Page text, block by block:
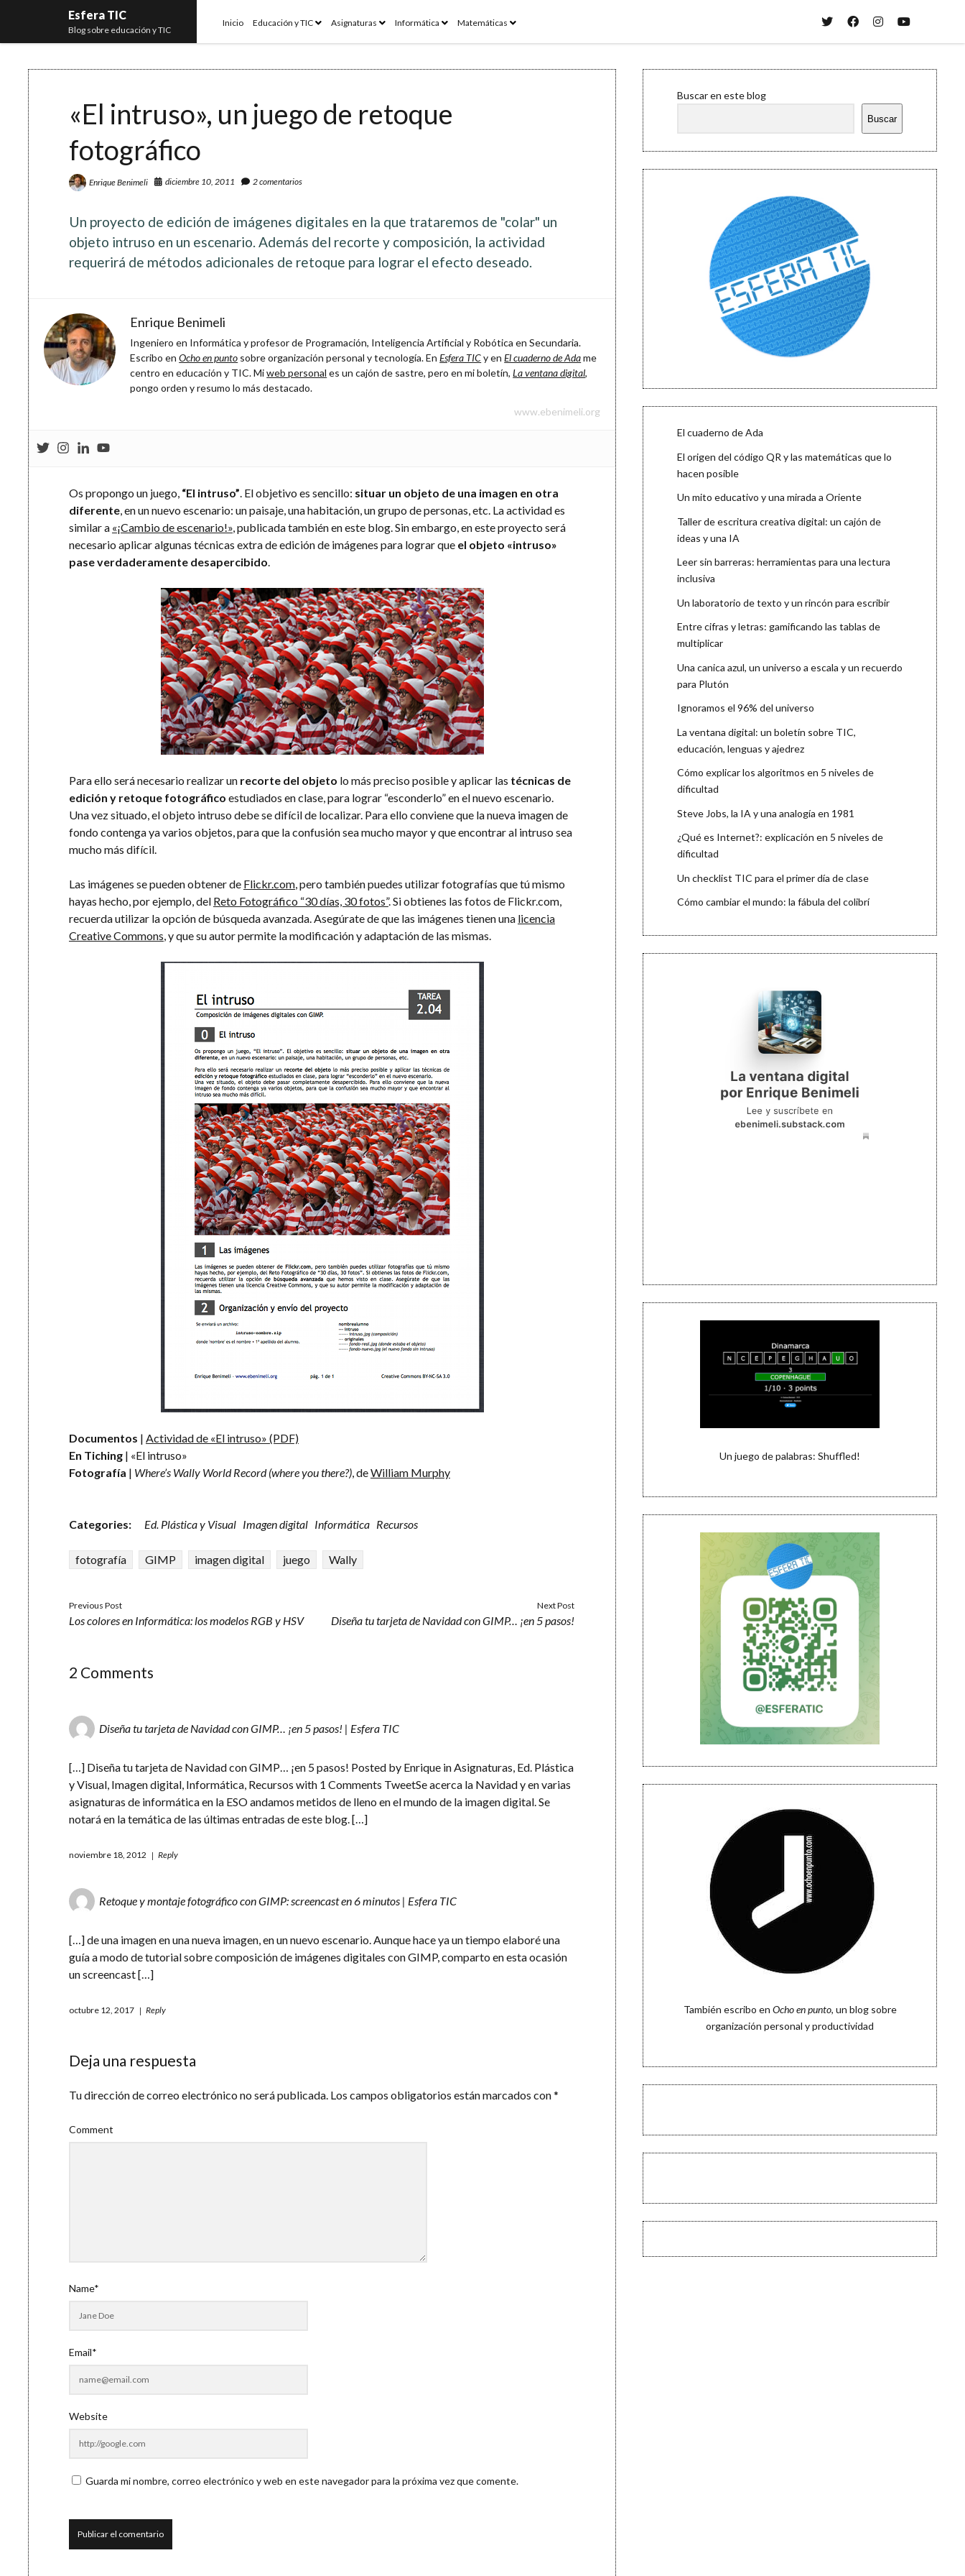
Esfera TIC
Blog sobre educación y TIC
Inicio Educación y TIC openAsignaturas openInformática openMatemáticas open
twitterfacebook
instagramyoutube
«El intruso», un juego de retoque
fotográfico
Enrique Benimeli diciembre 10, 2011 2 comentarios
Un proyecto de edición de imágenes digitales en la que trataremos de "colar" un
objeto intruso en un escenario. Además del recorte y composición, la actividad
requerirá de métodos adicionales de retoque para lograr el efecto deseado.
Enrique Benimeli
Ingeniero en Informática y profesor de Programación, Inteligencia Artificial y Robótica en Secundaria.
Escribo enOcho en punto sobre organización personal y tecnología. EnEsfera TICy enEl cuaderno de Adame
centro en educación y TIC. Miweb personal es un cajón de sastre, pero en mi boletín,La ventana digital,
pongo orden y resumo lo más destacado.
www.ebenimeli.org
Os propongo un juego, “El intruso” . El objetivo es sencillo: situar un objeto de una imagen en otra
diferente, en un nuevo escenario: un paisaje, una habitación, un grupo de personas, etc. La actividad es
similar a «¡Cambio de escenario!», publicada también en este blog. Sin embargo, en este proyecto será
necesario aplicar algunas técnicas extra de edición de imágenes para lograr que el objeto «intruso»
pase verdaderamente desapercibido
Para ello será necesario realizar un recorte del objeto lo más preciso posible y aplicar las técnicas de
edición y retoque fotográfico estudiados en clase, para lograr “esconderlo” en el nuevo escenario.
Una vez situado, el objeto intruso debe se difícil de localizar. Para ello conviene que la nueva imagen de
fondo contenga ya varios objetos, para que la confusión sea mucho mayor y que encontrar al intruso sea
mucho más difícil.
Las imágenes se pueden obtener de Flickr.com, pero también puedes utilizar fotografías que tú mismo
hayas hecho, por ejemplo, del Reto Fotográfico “30 días, 30 fotos”. Si obtienes las fotos de Flickr.com,
recuerda utilizar la opción de búsqueda avanzada. Asegúrate de que las imágenes tienen una licencia
Creative Commons , y que su autor permite la modificación y adaptación de las mismas.
Documentos | Actividad de «El intruso» (PDF)
En Tiching| «El intruso»
Fotografía | Where’s Wally World Record (where you there?), deWilliam Murphy
Categories: Ed. Plástica y Visual Imagen digital Informática Recursos
fotografía GIMP imagen digital juego Wally
Previous Post
Los colores en Informática: los modelos RGB y HSV
Next Post
Diseña tu tarjeta de Navidad con GIMP… ¡en 5 pasos!
2 Comments
Diseña tu tarjeta de Navidad con GIMP… ¡en 5 pasos! | Esfera TIC
[…] Diseña tu tarjeta de Navidad con GIMP… ¡en 5 pasos! Posted by Enrique in Asignaturas, Ed. Plástica
y Visual, Imagen digital, Informática, Recursos with 1 Comments TweetSe acerca la Navidad y en varias
asignaturas de informática en la ESO andamos metidos de lleno en el mundo de la imagen digital. Se
notará en la temática de las últimas entradas de este blog. […]
noviembre 18, 2012 Reply
Retoque y montaje fotográfico con GIMP: screencast en 6 minutos | Esfera TIC
[…] de una imagen en una nueva imagen, en un nuevo escenario. Aunque hace ya un tiempo elaboré una
guía a modo de tutorial sobre composición de imágenes digitales con GIMP, comparto en esta ocasión
un screencast […]
octubre 12, 2017 Reply
Deja una respuesta
Tu dirección de correo electrónico no será publicada. Los campos obligatorios están marcados con*
Comment
Name*
Email*
Website
Guarda mi nombre, correo electrónico y web en este navegador para la próxima vez que comente.
Sidebar
Buscar en este blog
Buscar
El cuaderno de Ada
El origen del código QR y las matemáticas que lo
hacen posible
Un mito educativo y una mirada a Oriente
Taller de escritura creativa digital: un cajón de
ideas y una IA
Leer sin barreras: herramientas para una lectura
inclusiva
Un laboratorio de texto y un rincón para escribir
Entre cifras y letras: gamificando las tablas de
multiplicar
Una canica azul, un universo a escala y un recuerdo
para Plutón
Ignoramos el 96% del universo
La ventana digital: un boletín sobre TIC,
educación, lenguas y ajedrez
Cómo explicar los algoritmos en 5 niveles de
dificultad
Steve Jobs, la IA y una analogía en 1981
¿Qué es Internet?: explicación en 5 niveles de
dificultad
Un checklist TIC para el primer día de clase
Cómo cambiar el mundo: la fábula del colibrí
Un juego de palabras: Shuffled!
También escribo en Ocho en punto, un blog sobre
organización personal y productividad